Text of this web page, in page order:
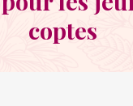
coptes